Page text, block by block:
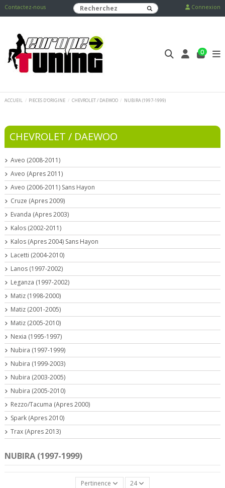
Contactez-nous Connexion
0
ACCUEIL PIECES D'ORIGINE CHEVROLET / DAEWOO NUBIRA (1997-1999)
NUBIRA (1997-1999)
Pertinence 24
CHEVROLET / DAEWOO
Aveo (2008-2011)
Aveo (Apres 2011)
Aveo (2006-2011) Sans Hayon
Cruze (Apres 2009)
Evanda (Apres 2003)
Kalos (2002-2011)
Kalos (Apres 2004) Sans Hayon
Lacetti (2004-2010)
Lanos (1997-2002)
Leganza (1997-2002)
Matiz (1998-2000)
Matiz (2001-2005)
Matiz (2005-2010)
Nexia (1995-1997)
Nubira (1997-1999)
Nubira (1999-2003)
Nubira (2003-2005)
Nubira (2005-2010)
Rezzo/Tacuma (Apres 2000)
Spark (Apres 2010)
Trax (Apres 2013)